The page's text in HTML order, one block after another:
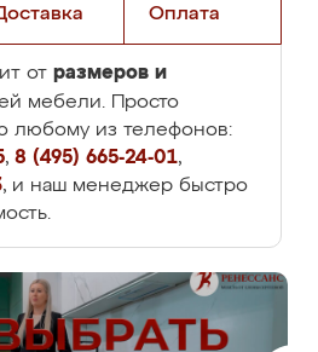
Оплата
от размеров и
мебели. Просто
любому из телефонов:
, 8 (495) 665-24-01,
, и наш менеджер быстро